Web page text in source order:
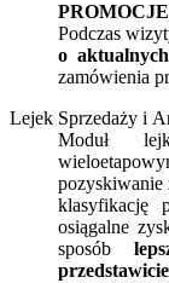
PROMOCJE
Podczas
o
zamówienia
Lejek Sprzedaży i
Moduł
pozyskiwanie
klasyfikację
osiągalne
sposób